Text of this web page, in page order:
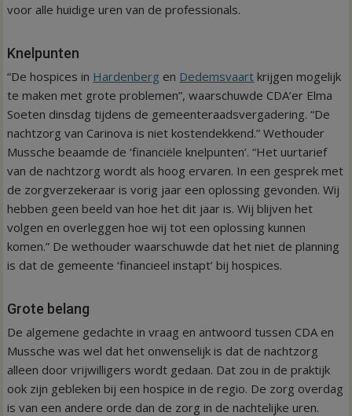
voor alle huidige uren van de professionals.
Knelpunten
“De hospices in Hardenberg en Dedemsvaart krijgen mogelijk
te maken met grote problemen”, waarschuwde CDA’er Elma
Soeten dinsdag tijdens de gemeenteraadsvergadering. “De
nachtzorg van Carinova is niet kostendekkend.” Wethouder
Mussche beaamde de ‘financiële knelpunten’. “Het uurtarief
van de nachtzorg wordt als hoog ervaren. In een gesprek met
de zorgverzekeraar is vorig jaar een oplossing gevonden. Wij
hebben geen beeld van hoe het dit jaar is. Wij blijven het
volgen en overleggen hoe wij tot een oplossing kunnen
komen.” De wethouder waarschuwde dat het niet de planning
is dat de gemeente ‘financieel instapt’ bij hospices.
Grote belang
De algemene gedachte in vraag en antwoord tussen CDA en
Mussche was wel dat het onwenselijk is dat de nachtzorg
alleen door vrijwilligers wordt gedaan. Dat zou in de praktijk
ook zijn gebleken bij een hospice in de regio. De zorg overdag
is van een andere orde dan de zorg in de nachtelijke uren.